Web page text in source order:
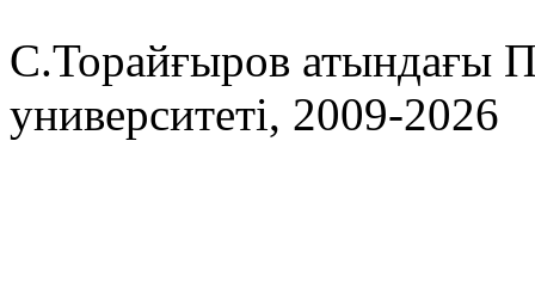
С.Торайғыров атындағы
университеті, 2009-2026